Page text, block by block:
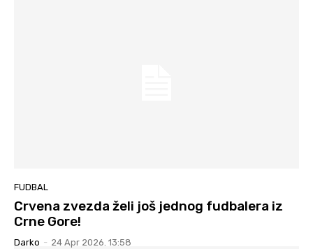
FUDBAL
Crvena zvezda želi još jednog fudbalera iz
Crne Gore!
Darko - 24 Apr 2026. 13:58